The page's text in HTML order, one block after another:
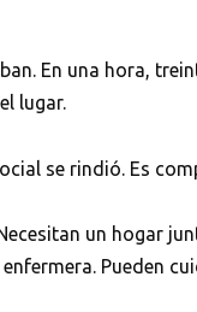
En una hora,
lugar.
se rindió. Es
un hogar
Pueden